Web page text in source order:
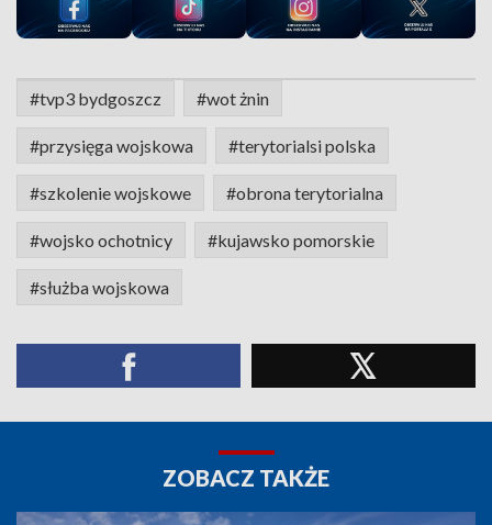
#tvp3 bydgoszcz #wot żnin
#przysięga wojskowa #terytorialsi polska
#szkolenie wojskowe #obrona terytorialna
#wojsko ochotnicy #kujawsko pomorskie
#służba wojskowa
ZOBACZ TAKŻE